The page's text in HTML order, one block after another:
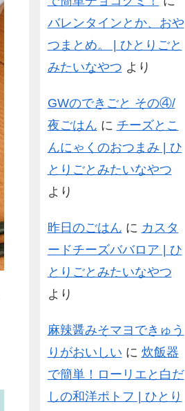
バレンタインとか、おや
つまとめ。 | ひとりごと
みたいなやつ より
GWのできごと その④/
夜ごはん に チーズとこ
んにゃくのおつまみ | ひ
とりごとみたいなやつ
より
昨日のごはん に カスタ
ードチーズババロア | ひ
とりごとみたいなやつ
より
麻辣醤みそマヨできゅう
りがおいしい に 炊飯器
で簡単！ローリエと白だ
しの和洋ポトフ | ひとり